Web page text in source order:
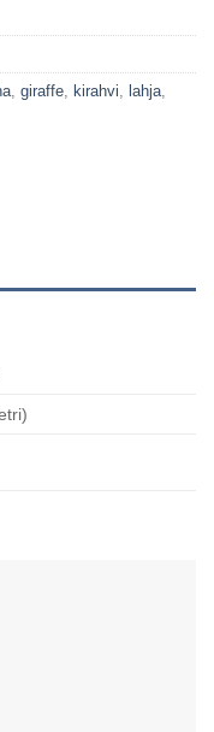
giraffe kirahvi lahja